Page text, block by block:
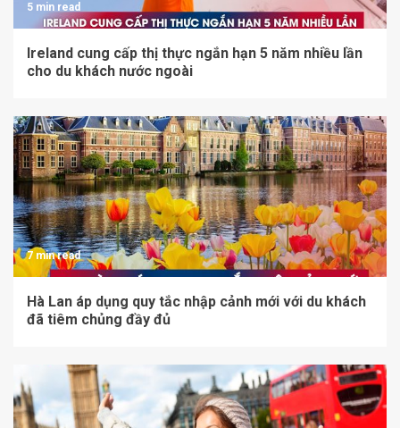
5 min read
Ireland cung cấp thị thực ngắn hạn 5 năm nhiều lần
cho du khách nước ngoài
7 min read
Hà Lan áp dụng quy tắc nhập cảnh mới với du khách
đã tiêm chủng đầy đủ